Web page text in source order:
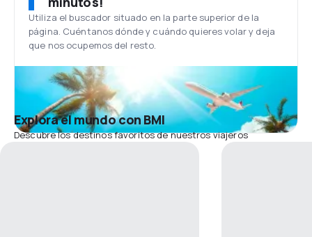
Utiliza el buscador situado en la parte superior de la
página. Cuéntanos dónde y cuándo quieres volar y deja
que nos ocupemos del resto.
Explora el mundo con BMI
Descubre los destinos favoritos de nuestros viajeros